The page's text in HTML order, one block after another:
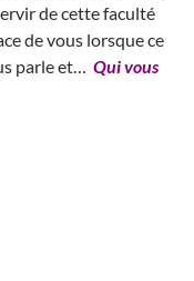
de cette faculté
de vous lorsque ce
parle et… Qui vous